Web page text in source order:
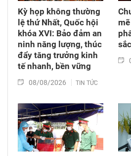
từng trải qua.
Kỳ họp không thường
lệ thứ Nhất, Quốc hội
khóa XVI: Bảo đảm an
ninh năng lượng, thúc
đẩy tăng trưởng kinh
tế nhanh, bền vững
08/08/2026 TIN TỨC